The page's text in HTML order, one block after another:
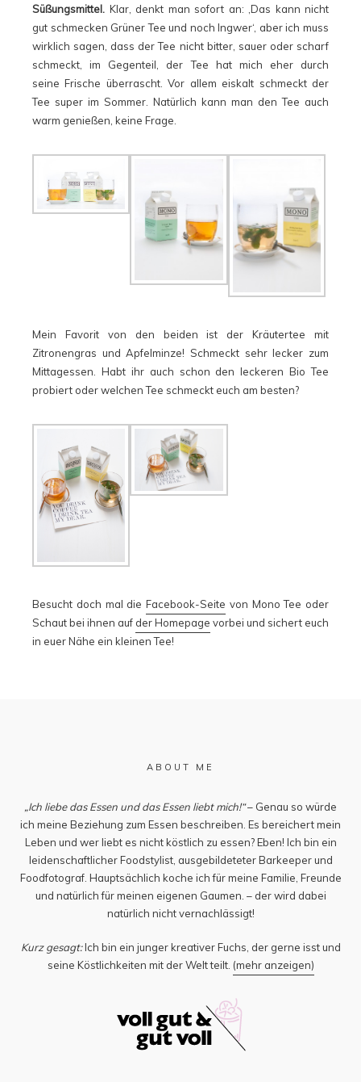
Süßungsmittel. Klar, denkt man sofort an: ‚Das kann nicht
gut schmecken Grüner Tee und noch Ingwer‘, aber ich muss
wirklich sagen, dass der Tee nicht bitter, sauer oder scharf
schmeckt, im Gegenteil, der Tee hat mich eher durch
seine Frische überrascht. Vor allem eiskalt schmeckt der
Tee super im Sommer. Natürlich kann man den Tee auch
warm genießen, keine Frage.
Mein Favorit von den beiden ist der Kräutertee mit
Zitronengras und Apfelminze! Schmeckt sehr lecker zum
Mittagessen. Habt ihr auch schon den leckeren Bio Tee
probiert oder welchen Tee schmeckt euch am besten?
Besucht doch mal die Facebook-Seite von Mono Tee oder
Schaut bei ihnen auf der Homepage vorbei und sichert euch
in euer Nähe ein kleinen Tee!
ABOUT ME
„Ich liebe das Essen und das Essen liebt mich!“– Genau so würde
ich meine Beziehung zum Essen beschreiben. Es bereichert mein
Leben und wer liebt es nicht köstlich zu essen? Eben! Ich bin ein
leidenschaftlicher Foodstylist, ausgebildeteter Barkeeper und
Foodfotograf. Hauptsächlich koche ich für meine Familie, Freunde
und natürlich für meinen eigenen Gaumen. – der wird dabei
natürlich nicht vernachlässigt!
Kurz gesagt:Ich bin ein junger kreativer Fuchs, der gerne isst und
seine Köstlichkeiten mit der Welt teilt. (mehr anzeigen)